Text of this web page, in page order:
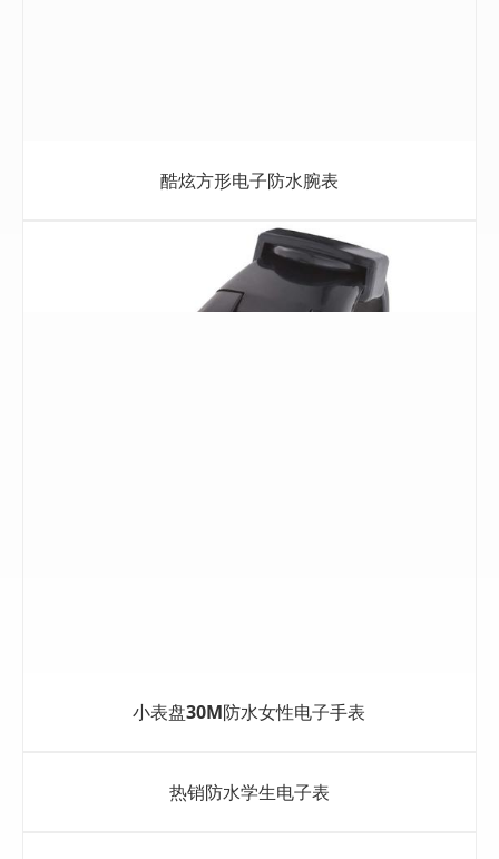
酷炫方形电子防水腕表
小表盘30M防水女性电子手表
热销防水学生电子表